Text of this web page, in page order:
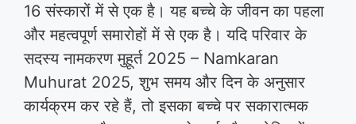
16 संस्कारों में से एक है। यह बच्चे के जीवन का पहला
और महत्वपूर्ण समारोहों में से एक है। यदि परिवार के
सदस्य नामकरण मुहूर्त 2025 – Namkaran
Muhurat 2025, शुभ समय और दिन के अनुसार
कार्यक्रम कर रहे हैं, तो इसका बच्चे पर सकारात्मक